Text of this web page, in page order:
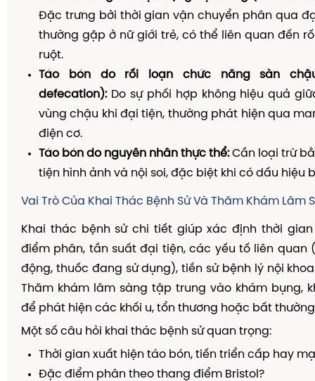
Đặc trưng bởi thời gian vận chuyển phân qua
thường gặp ở nữ giới trẻ, có thể liên quan đến
ruột.
Táo bón do rối loạn chức năng sàn chậu
defecation):Do sự phối hợp không hiệu quả
vùng chậu khi đại tiện, thường phát hiện qua
điện cơ.
Táo bón do nguyên nhân thực thể:Cần loại trừ
tiện hình ảnh và nội soi, đặc biệt khi có dấu hiệu
Vai Trò Của Khai Thác Bệnh Sử Và Thăm Khám Lâm
Khai thác bệnh sử chi tiết giúp xác định thời
điểm phân, tần suất đại tiện, các yếu tố liên quan
động, thuốc đang sử dụng), tiền sử bệnh lý nội
Thăm khám lâm sàng tập trung vào khám bụng,
để phát hiện các khối u, tổn thương hoặc bất
Một số câu hỏi khai thác bệnh sử quan trọng:
Thời gian xuất hiện táo bón, tiến triển cấp hay
Đặc điểm phân theo thang điểm Bristol?